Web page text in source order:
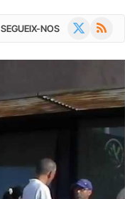
SEGUEIX-NOS RSS